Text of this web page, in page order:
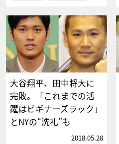
大谷翔平、田中将大に
完敗。「これまでの活
躍はビギナーズラック」
とNYの“洗礼”も
2018.05.28